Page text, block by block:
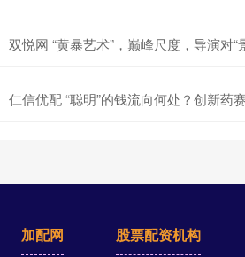
双悦网 “黄暴艺术”，巅峰尺度，导演对
仁信优配 “聪明”的钱流向何处？创新药
加配网 股票配资机构